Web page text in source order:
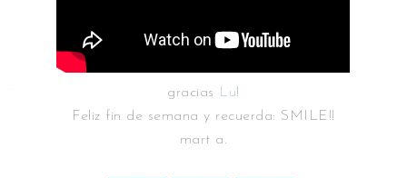
gracias Lu!
Feliz fin de semana y recuerda: SMILE!!
mart a.